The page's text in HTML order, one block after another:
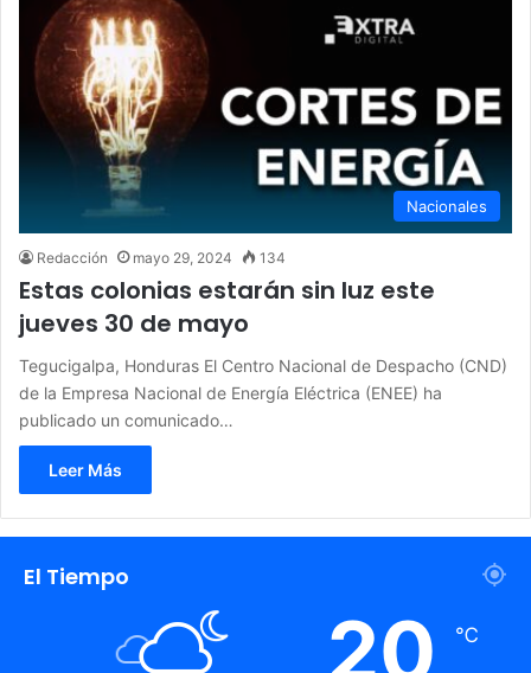
Nacionales
Redacción mayo 29, 2024 134
Estas colonias estarán sin luz este
jueves 30 de mayo
Tegucigalpa, Honduras El Centro Nacional de Despacho (CND)
de la Empresa Nacional de Energía Eléctrica (ENEE) ha
publicado un comunicado…
Leer Más
El Tiempo
20 ℃